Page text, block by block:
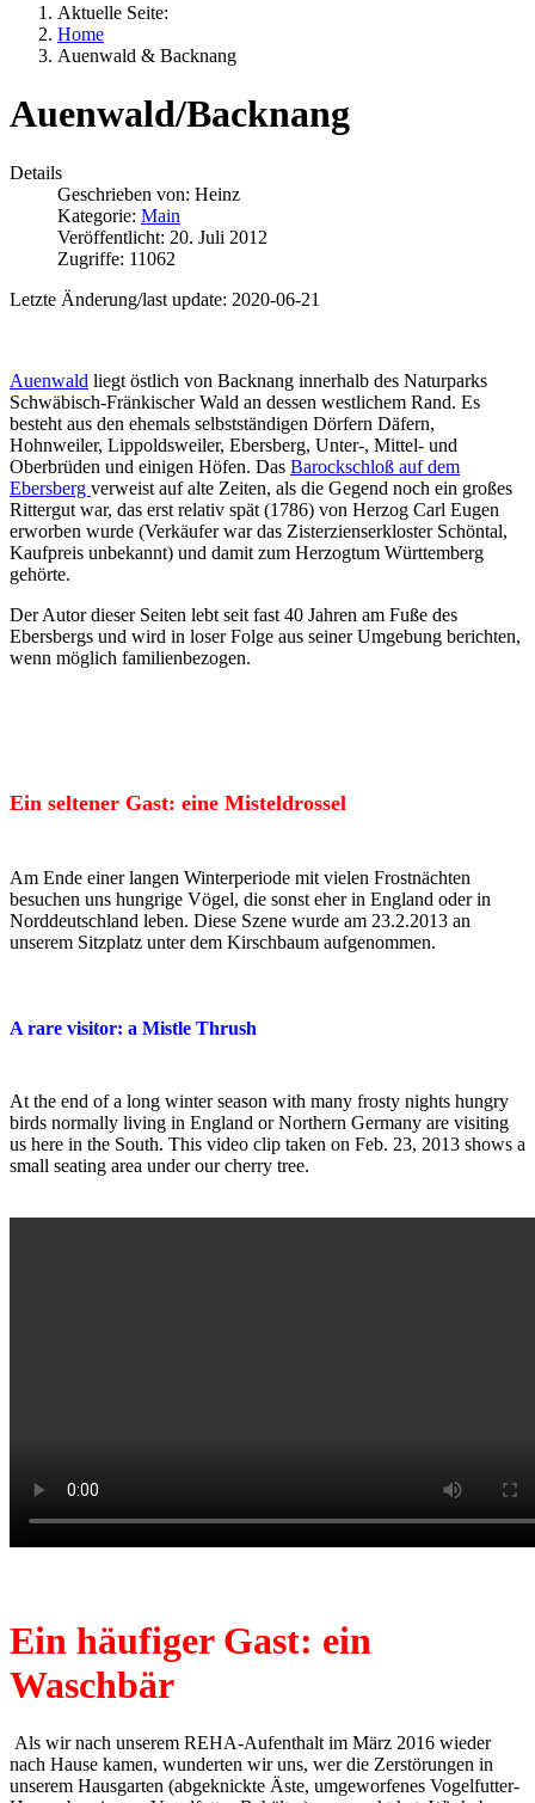
Aktuelle Seite:
Home
Auenwald & Backnang
Auenwald/Backnang
Details
Geschrieben von: Heinz
Kategorie: Main
Veröffentlicht: 20. Juli 2012
Zugriffe: 11062
Letzte Änderung/last update: 2020-06-21
Auenwald liegt östlich von Backnang innerhalb des Naturparks
Schwäbisch-Fränkischer Wald an dessen westlichem Rand. Es
besteht aus den ehemals selbstständigen Dörfern Däfern,
Hohnweiler, Lippoldsweiler, Ebersberg, Unter-, Mittel- und
Oberbrüden und einigen Höfen. Das Barockschloß auf dem
Ebersberg verweist auf alte Zeiten, als die Gegend noch ein großes
Rittergut war, das erst relativ spät (1786) von Herzog Carl Eugen
erworben wurde (Verkäufer war das Zisterzienserkloster Schöntal,
Kaufpreis unbekannt) und damit zum Herzogtum Württemberg
gehörte.
Der Autor dieser Seiten lebt seit fast 40 Jahren am Fuße des
Ebersbergs und wird in loser Folge aus seiner Umgebung berichten,
wenn möglich familienbezogen.
Ein seltener Gast: eine Misteldrossel
Am Ende einer langen Winterperiode mit vielen Frostnächten
besuchen uns hungrige Vögel, die sonst eher in England oder in
Norddeutschland leben. Diese Szene wurde am 23.2.2013 an
unserem Sitzplatz unter dem Kirschbaum aufgenommen.
A rare visitor: a Mistle Thrush
At the end of a long winter season with many frosty nights hungry
birds normally living in England or Northern Germany are visiting
us here in the South. This video clip taken on Feb. 23, 2013 shows a
small seating area under our cherry tree.
Ein häufiger Gast: ein
Waschbär
Als wir nach unserem REHA-Aufenthalt im März 2016 wieder
nach Hause kamen, wunderten wir uns, wer die Zerstörungen in
unserem Hausgarten (abgeknickte Äste, umgeworfenes Vogelfutter-